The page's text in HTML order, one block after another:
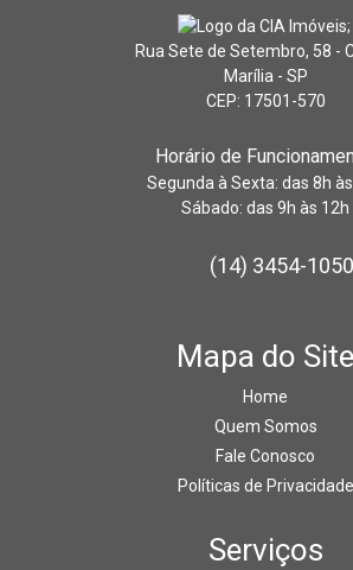
Rua Sete de Setembro, 58 -
Marília - SP
CEP: 17501-570
Horário de
Segunda à Sexta: das 8h
Sábado: das 9h às 12h
(14) 3454-1050
Mapa do Site
Home
Quem Somos
Fale Conosco
Políticas de Privacidade
Serviços